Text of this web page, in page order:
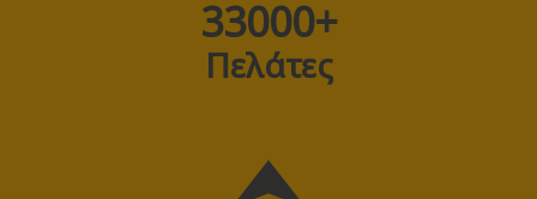
33000+
Πελάτες